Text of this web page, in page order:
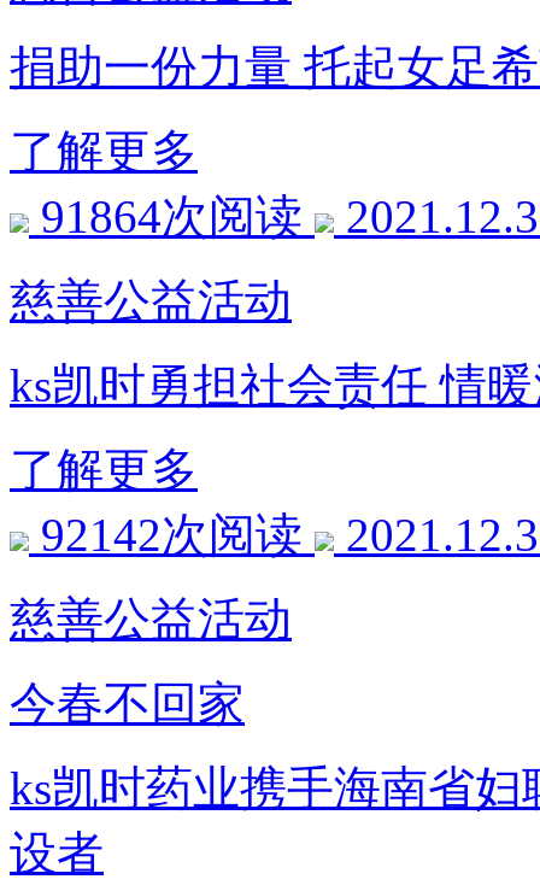
捐助一份力量 托起女足
了解更多
91864次阅读
慈善公益活动
ks凯时勇担社会责任 情
了解更多
92142次阅读
慈善公益活动
今春不回家
ks凯时药业携手海南省
设者